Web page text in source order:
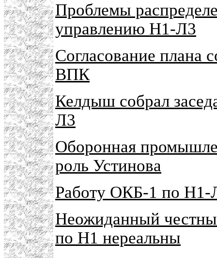
Проблемы
управлению Н1-Л3
Согласование плана
ВПК
Келдыш собрал
Л3
Оборонная
роль Устинова
Работу ОКБ-1 по Н1-
Неожиданный
по Н1 нереальны